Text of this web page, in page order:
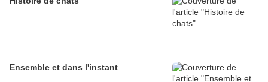
Ensemble et dans l'instant